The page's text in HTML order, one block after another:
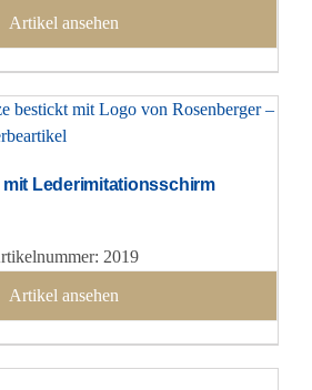
Artikel ansehen
mit Lederimitationsschirm
2019
Artikel ansehen